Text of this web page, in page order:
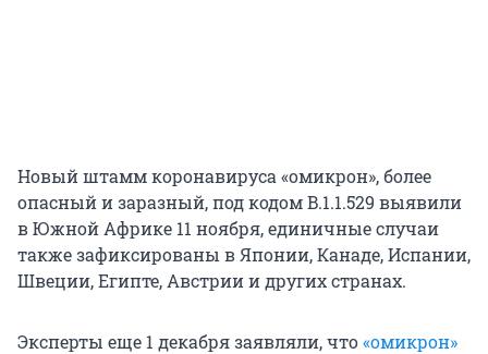
Новый штамм коронавируса «омикрон», более
опасный и заразный, под кодом B.1.1.529 выявили
в Южной Африке 11 ноября, единичные случаи
также зафиксированы в Японии, Канаде, Испании,
Швеции, Египте, Австрии и других странах.
Эксперты еще 1 декабря заявляли, что«омикрон»